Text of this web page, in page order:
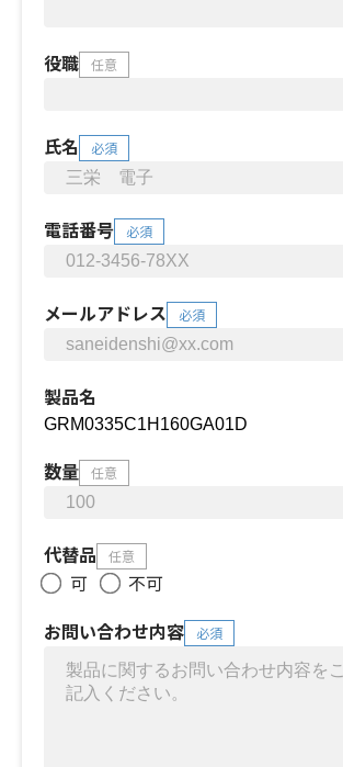
役職 任意
氏名 必須
電話番号 必須
メールアドレス 必須
製品名
数量 任意
代替品 任意
可
不可
お問い合わせ内容
必須